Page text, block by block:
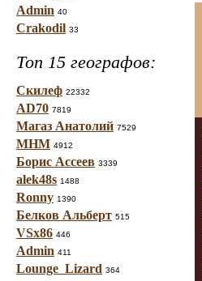
Admin 40
Crakodil 33
Топ 15 географов:
Скилеф 22332
AD70 7819
Магаз Анатолий 7529
МНМ 4912
Борис Ассеев 3339
alek48s 1488
Ronny 1390
Белков Альберт 515
VSx86 446
Admin 411
Lounge_Lizard 364